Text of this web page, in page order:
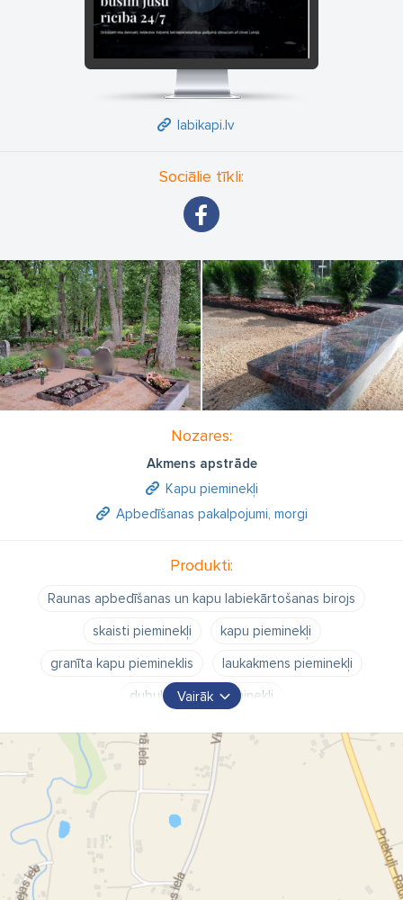
Strādājam jebkurā Latvijas kapsētā. Strādājam ar atbildību par
paveikto. Mūsu darbi ir ilgmūžīgi.
Pie mums nav slēptu maksājumu, visas izmaksas klients uzzinās
pirms darbu veikšanas.
labikapi.lv
Sociālie tīkli:
Nozares:
Akmens apstrāde
Kapu pieminekļi
Apbedīšanas pakalpojumi, morgi
Produkti:
Raunas apbedīšanas un kapu labiekārtošanas birojs
skaisti pieminekļi
kapu pieminekļi
granīta kapu piemineklis
laukakmens pieminekļi
dubultie kapu pieminekļi
zīmējumi uz kapu pieminekļiem
uzraksti uz kapu pieminekļiem
granīta kapu plāksnes
betona kapu apmales
kapu apmales Cēsis
skaistas kapu vietas
Vairāk